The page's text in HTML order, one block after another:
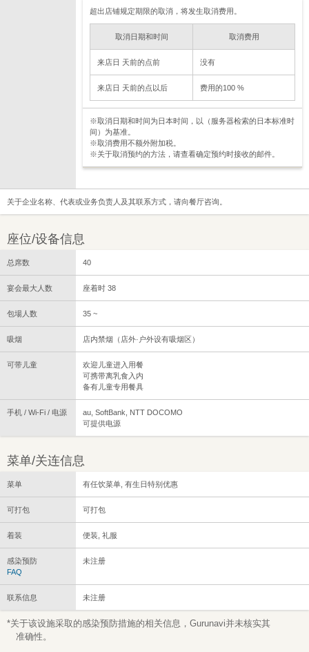
超出店铺规定期限的取消，将发生取消费用。
取消日期和时间 取消费用
来店日 天前的点前 没有
来店日 天前的点以后 费用的100 %
※取消日期和时间为日本时间，以（服务器检索的日本标准时
间）为基准。
※取消费用不额外附加税。
※关于取消预约的方法，请查看确定预约时接收的邮件。
关于企业名称、代表或业务负责人及其联系方式，请向餐厅咨询。
座位/设备信息
总席数 40
宴会最大人数 座着时 38
包場人数 35 ~
吸烟 店内禁烟（店外·户外设有吸烟区）
可带儿童
欢迎儿童进入用餐
可携带离乳食入内
备有儿童专用餐具
手机 / Wi-Fi / 电源
au, SoftBank, NTT DOCOMO
可提供电源
菜单/关连信息
菜单 有任饮菜单, 有生日特别优惠
可打包 可打包
着装 便装, 礼服
感染预防
FAQ
未注册
联系信息 未注册
*关于该设施采取的感染预防措施的相关信息，Gurunavi并未核实其
准确性。